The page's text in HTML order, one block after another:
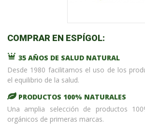
COMPRAR EN ESPÍGOL:
35 AÑOS DE SALUD NATURAL
Desde 1980 facilitamos el uso de los
el equilibrio de la salud.
PRODUCTOS 100% NATURALES
Una amplia selección de productos
orgánicos de primeras marcas.